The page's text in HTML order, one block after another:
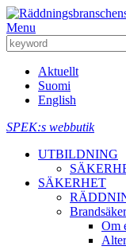
Menu
Aktuellt
Suomi
English
SPEK:s webbutik
UTBILDNING
SÄKERHET
Om